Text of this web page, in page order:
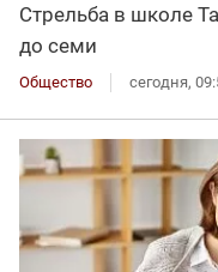
Стрельба в школе
до семи
Общество сегодня,